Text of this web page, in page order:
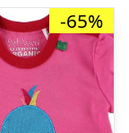
-65%